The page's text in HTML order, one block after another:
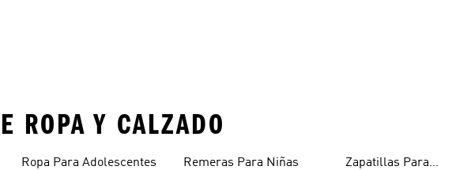
ROPA Y CALZADO
Ropa Para Adolescentes Remeras Para Niñas
Zapatillas Para